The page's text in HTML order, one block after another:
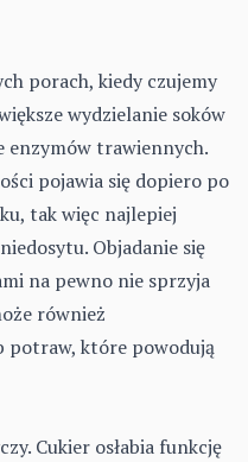
porach, kiedy czujemy
wydzielanie soków
enzymów trawiennych.
pojawia się dopiero po
tak więc najlepiej
Objadanie się
na pewno nie sprzyja
również
potraw, które powodują
Cukier osłabia funkcję